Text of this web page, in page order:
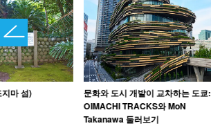
마 섬)
문화와 도시 개발이 교차하는 도쿄:
OIMACHI TRACKS와 MoN
Takanawa 둘러보기